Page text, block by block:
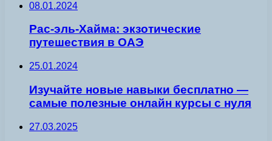
08.01.2024
Рас-эль-Хайма: экзотические
путешествия в ОАЭ
25.01.2024
Изучайте новые навыки бесплатно —
самые полезные онлайн курсы с нуля
27.03.2025